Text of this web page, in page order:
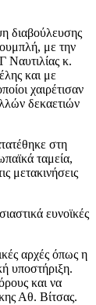
διαβούλευσης
με την
Ναυτιλίας κ.
και με
χαιρέτισαν
δεκαετιών
στη
ταμεία,
μετακινήσεις
ευνοϊκές
αρχές όπως η
υποστήριξη.
και να
Αθ. Βίτσας.